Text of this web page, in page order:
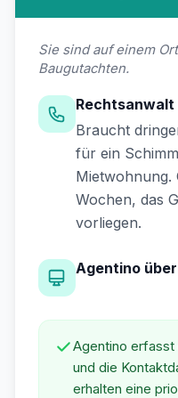
Sie sind auf einem
Baugutachten.
Braucht
für ein
Mietwohnung.
Wochen, das
vorliegen.
Agentino
Agentino erfasst
und die
erhalten eine